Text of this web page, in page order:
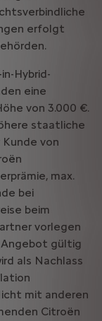
erfolgt
Hybrid-
eine
von 3.000 €.
staatliche
von
max.
bei
beim
vorlegen
Angebot gültig
als Nachlass
mit anderen
Citroën